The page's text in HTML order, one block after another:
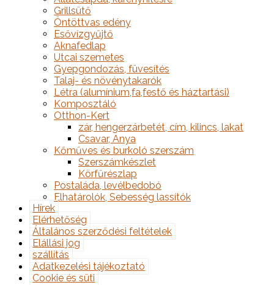
Grillsütő
Öntöttvas edény
Esővízgyűjtő
Aknafedlap
Utcai szemetes
Gyepgondozás, füvesítés
Talaj- és növénytakarók
Létra (alumínium,fa,festő és háztartási)
Komposztáló
Otthon-Kert
zár, hengerzárbetét, cím, kilincs, lakat
Csavar, Anya
Kőműves és burkoló szerszám
Szerszámkészlet
Körfűrészlap
Postaláda, levélbedobó
Elhatárolók, Sebesség lassítók
Hírek
Elérhetőség
Általános szerződési feltételek
Elállási jog
szállítás
Adatkezelési tájékoztató
Cookie és süti